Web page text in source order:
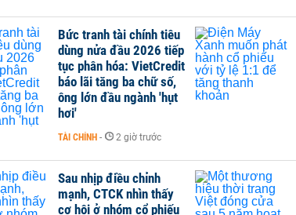
Bức tranh tài chính tiêu
dùng nửa đầu 2026 tiếp
tục phân hóa: VietCredit
báo lãi tăng ba chữ số,
ông lớn đầu ngành 'hụt
hơi'
TÀI CHÍNH - 2 giờ trước
Sau nhịp điều chỉnh
mạnh, CTCK nhìn thấy
cơ hội ở nhóm cổ phiếu